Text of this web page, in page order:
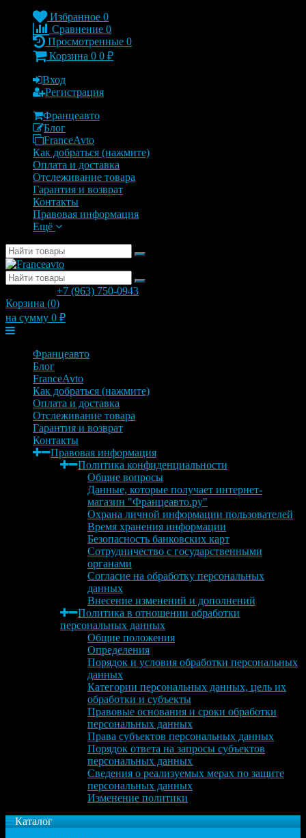
Избранное 0
Сравнение 0
Просмотренные 0
Корзина 0 0 ₽
Вход
Регистрация
Францеавто
Блог
FranceAvto
Как добраться (нажмите)
Оплата и доставка
Отслеживание товара
Гарантия и возврат
Контакты
Правовая информация
Ещё
+7 (963) 750-0943
Корзина (0)
на сумму 0 ₽
Францеавто
Блог
FranceAvto
Как добраться (нажмите)
Оплата и доставка
Отслеживание товара
Гарантия и возврат
Контакты
Правовая информация
Политика конфиденциальности
Общие вопросы
Данные, которые получает интернет-
магазин "Францеавто.ру"
Охрана личной информации пользователей
Время хранения информации
Безопасность банковских карт
Сотрудничество с государственными
органами
Согласие на обработку персональных
данных
Внесение изменений и дополнений
Политика в отношении обработки
персональных данных
Общие положения
Определения
Порядок и условия обработки персональных
данных
Категории персональных данных, цель их
обработки и субъекты
Правовые основания и сроки обработки
персональных данных
Права субъектов персональных данных
Порядок ответа на запросы субъектов
персональных данных
Сведения о реализуемых мерах по защите
персональных данных
Изменение политики
Каталог